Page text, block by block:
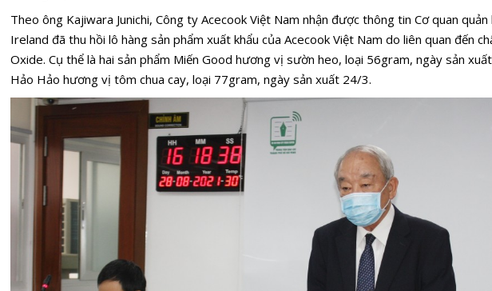
Theo ông Kajiwara Junichi, Công ty Acecook Việt Nam nhận được thông tin Cơ quan
Ireland đã thu hồi lô hàng sản phẩm xuất khẩu của Acecook Việt Nam do liên quan đến
Oxide. Cụ thể là hai sản phẩm Miến Good hương vị sườn heo, loại 56gram, ngày sản
Hảo Hảo hương vị tôm chua cay, loại 77gram, ngày sản xuất 24/3.